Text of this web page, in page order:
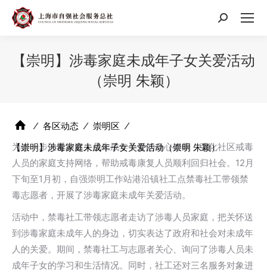
搜
【崇明】涉毒家庭未成年子女关爱活动
（崇明 朱颖）
⁄ 各区动态 ⁄ 崇明区 ⁄
【崇明】涉毒家庭未成年子女关爱活动（崇明 朱颖）
为进一步关爱涉毒人员未成年子女的身心健康，强化社区戒毒
人员的家庭支持网络，帮助戒毒康复人员顺利回归社会。12月
下旬至1月初，自强崇明工作站港沿镇社工点禁毒社工带领禁
毒志愿者，开展了涉毒家庭未成年关爱活动。
活动中，禁毒社工带领志愿者走访了涉毒人员家庭，把关怀送
到涉毒家庭未成年人的身边，切实表达了政府和社会对未成年
人的关爱。期间，禁毒社工与志愿者关心、询问了涉毒人员未
成年子女的学习和生活情况。同时，社工还对三名服务对象进